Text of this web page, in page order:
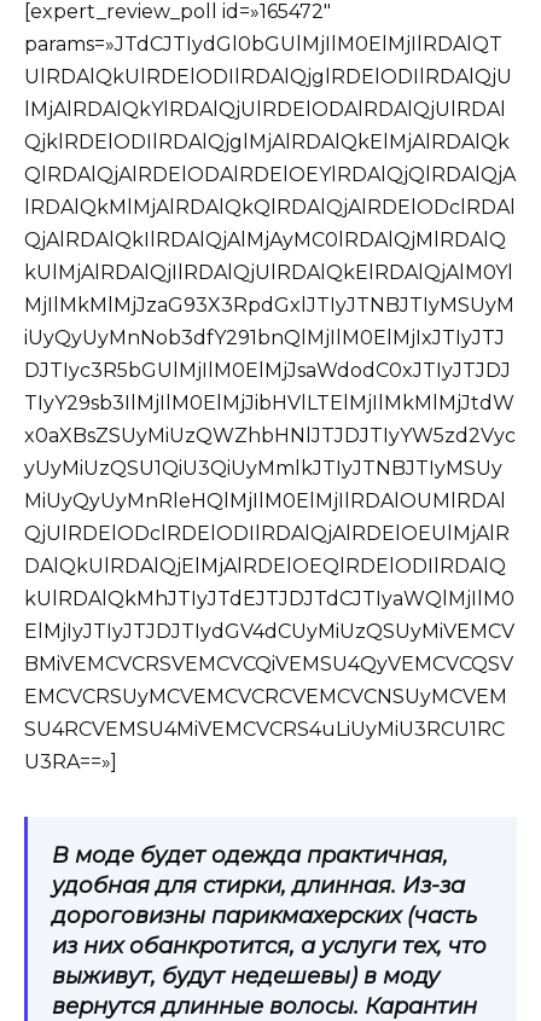
[expert_review_poll id=»165472″
params=»JTdCJTIydGl0bGUlMjIlM0ElMjIlRDAlQT
UlRDAlQkUlRDElODIlRDAlQjglRDElODIlRDAlQjU
lMjAlRDAlQkYlRDAlQjUlRDElODAlRDAlQjUlRDAl
QjklRDElODIlRDAlQjglMjAlRDAlQkElMjAlRDAlQk
QlRDAlQjAlRDElODAlRDElOEYlRDAlQjQlRDAlQjA
lRDAlQkMlMjAlRDAlQkQlRDAlQjAlRDElODclRDAl
QjAlRDAlQkIlRDAlQjAlMjAyMC0lRDAlQjMlRDAlQ
kUlMjAlRDAlQjIlRDAlQjUlRDAlQkElRDAlQjAlM0Yl
MjIlMkMlMjJzaG93X3RpdGxlJTIyJTNBJTIyMSUyM
iUyQyUyMnNob3dfY291bnQlMjIlM0ElMjIxJTIyJTJ
DJTIyc3R5bGUlMjIlM0ElMjJsaWdodC0xJTIyJTJDJ
TIyY29sb3IlMjIlM0ElMjJibHVlLTElMjIlMkMlMjJtdW
x0aXBsZSUyMiUzQWZhbHNlJTJDJTIyYW5zd2Vyc
yUyMiUzQSU1QiU3QiUyMmlkJTIyJTNBJTIyMSUy
MiUyQyUyMnRleHQlMjIlM0ElMjIlRDAlOUMlRDAl
QjUlRDElODclRDElODIlRDAlQjAlRDElOEUlMjAlR
DAlQkUlRDAlQjElMjAlRDElOEQlRDElODIlRDAlQ
kUlRDAlQkMhJTIyJTdEJTJDJTdCJTIyaWQlMjIlM0
ElMjIyJTIyJTJDJTIydGV4dCUyMiUzQSUyMiVEMCV
BMiVEMCVCRSVEMCVCQiVEMSU4QyVEMCVCQSV
EMCVCRSUyMCVEMCVCRCVEMCVCNSUyMCVEM
SU4RCVEMSU4MiVEMCVCRS4uLiUyMiU3RCU1RC
U3RA==»]
В моде будет одежда практичная,
удобная для стирки, длинная. Из-за
дороговизны парикмахерских (часть
из них обанкротится, а услуги тех, что
выживут, будут недешевы) в моду
вернутся длинные волосы. Карантин